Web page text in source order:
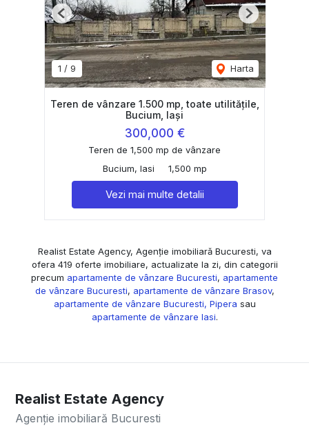
1 / 9 Harta
Previous Next
Teren de vânzare 1.500 mp, toate utilitățile,
Bucium, Iași
300,000 €
Teren de 1,500 mp de vânzare
Bucium, Iasi
1,500 mp
Vezi mai multe detalii
Realist Estate Agency, Agenție imobiliară Bucuresti, va
ofera 419 oferte imobiliare, actualizate la zi, din categorii
precum apartamente de vânzare Bucuresti, apartamente
de vânzare Bucuresti, apartamente de vânzare Brasov,
apartamente de vânzare Bucuresti, Pipera sau
apartamente de vânzare Iasi.
Realist Estate Agency
Agenție imobiliară Bucuresti